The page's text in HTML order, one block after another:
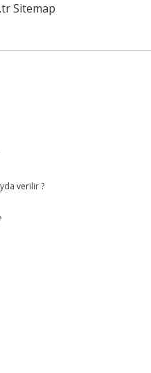
Sitemap
verilir ?